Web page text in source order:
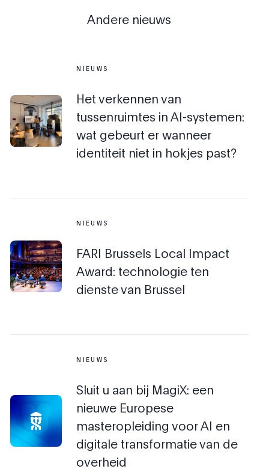
Andere nieuws
NIEUWS
Het verkennen van
tussenruimtes in AI-systemen:
wat gebeurt er wanneer
identiteit niet in hokjes past?
NIEUWS
FARI Brussels Local Impact
Award: technologie ten
dienste van Brussel
NIEUWS
Sluit u aan bij MagiX: een
nieuwe Europese
masteropleiding voor AI en
digitale transformatie van de
overheid